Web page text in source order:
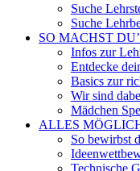
Suche
Suche
SO MACHST
Infos zur
Entdecke
Basics zur
Wir sind
Mädchen
ALLES
So bewirbst
Technische